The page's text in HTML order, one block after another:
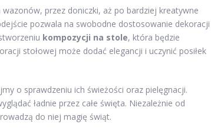
przez doniczki, aż po bardziej kreatywne
pozwala na swobodne dostosowanie dekoracji
kompozycji na stole, która będzie
stołowej może dodać elegancji i uczynić posiłek
o sprawdzeniu ich świeżości oraz pielęgnacji.
ładnie przez całe święta. Niezależnie od
do niej magię świąt.